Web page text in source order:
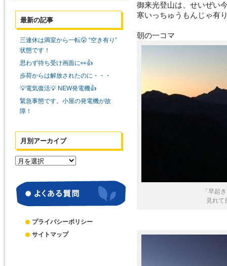
御来光登山は、せいぜい
寒いっちゅうもんじゃ有
朝の一コマ
「早起
見れて
最新の記事
三連休は満室から一転😲 “空き有り”
状態です！
思わず待ち受け画面に👀👍
歩荷からは解放されたのに・・・
💡電気復活💡 NEW発電機👍
緊急事態です。小屋の発電機が故
障！
月別アーカイブ
月
ー
カ
プライバシーポリシー
サイトマップ